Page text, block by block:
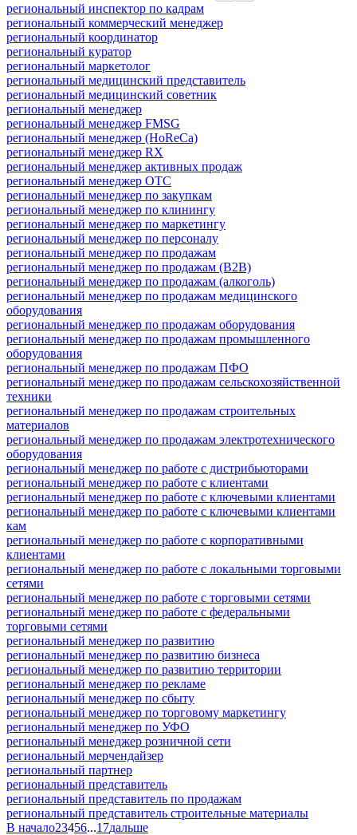
региональный инспектор по кадрам
региональный коммерческий менеджер
региональный координатор
региональный куратор
региональный маркетолог
региональный медицинский представитель
региональный медицинский советник
региональный менеджер
региональный менеджер FMSG
региональный менеджер (HoReCa)
региональный менеджер RX
региональный менеджер активных продаж
региональный менеджер ОТС
региональный менеджер по закупкам
региональный менеджер по клинингу
региональный менеджер по маркетингу
региональный менеджер по персоналу
региональный менеджер по продажам
региональный менеджер по продажам (B2B)
региональный менеджер по продажам (алкоголь)
региональный менеджер по продажам медицинского
оборудования
региональный менеджер по продажам оборудования
региональный менеджер по продажам промышленного
оборудования
региональный менеджер по продажам ПФО
региональный менеджер по продажам сельскохозяйственной
техники
региональный менеджер по продажам строительных
материалов
региональный менеджер по продажам электротехнического
оборудования
региональный менеджер по работе с дистрибьюторами
региональный менеджер по работе с клиентами
региональный менеджер по работе с ключевыми клиентами
региональный менеджер по работе с ключевыми клиентами
кам
региональный менеджер по работе с корпоративными
клиентами
региональный менеджер по работе с локальными торговыми
сетями
региональный менеджер по работе с торговыми сетями
региональный менеджер по работе с федеральными
торговыми сетями
региональный менеджер по развитию
региональный менеджер по развитию бизнеса
региональный менеджер по развитию территории
региональный менеджер по рекламе
региональный менеджер по сбыту
региональный менеджер по торговому маркетингу
региональный менеджер по УФО
региональный менеджер розничной сети
региональный мерчендайзер
региональный партнер
региональный представитель
региональный представитель по продажам
региональный представитель строительные материалы
В начало23456...17дальше